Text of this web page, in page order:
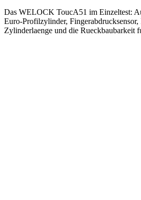
Das WELOCK ToucA51 im Einzeltest:
Euro-Profilzylinder, Fingerabdrucksensor,
Zylinderlaenge und die Rueckbaubarkeit